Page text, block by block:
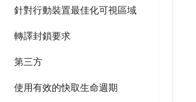
針對行動裝置最佳化可視區域
轉譯封鎖要求
第三方
使用有效的快取生命週期